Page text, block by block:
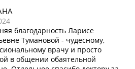
благодарность Ларисе
Тумановой - чудесному,
врачу и просто
в общении обаятельной